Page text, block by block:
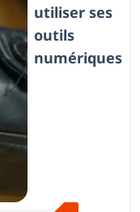
utiliser ses
outils
numériques